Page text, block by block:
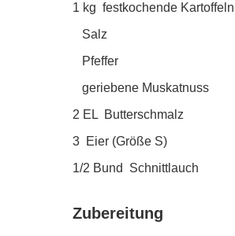
1 kg festkochende Kartoffeln
Salz
Pfeffer
geriebene Muskatnuss
2 EL Butterschmalz
3 Eier (Größe S)
1/2 Bund Schnittlauch
Zubereitung